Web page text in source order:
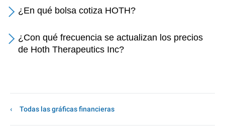
¿En qué bolsa cotiza HOTH?
¿Con qué frecuencia se actualizan los precios
de Hoth Therapeutics Inc?
Todas las gráficas financieras